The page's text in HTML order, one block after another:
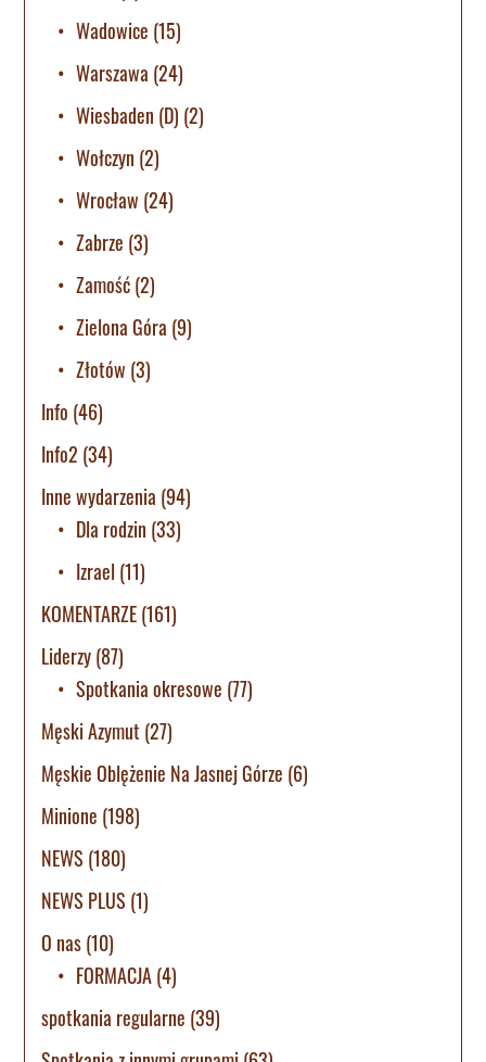
Wadowice (15)
Warszawa (24)
Wiesbaden (D) (2)
Wołczyn (2)
Wrocław (24)
Zabrze (3)
Zamość(2)
Zielona Góra (9)
Złotów (3)
Info (46)
Info2 (34)
Inne wydarzenia (94)
Dla rodzin (33)
Izrael (11)
KOMENTARZE(161)
Liderzy(87)
Spotkania okresowe (77)
Męski Azymut (27)
Męskie Oblężenie Na Jasnej Górze (6)
Minione (198)
NEWS (180)
NEWS PLUS (1)
O nas(10)
FORMACJA(4)
spotkania regularne (39)